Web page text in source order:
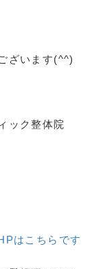
ざいます(^^)
ック整体院
はこちらです